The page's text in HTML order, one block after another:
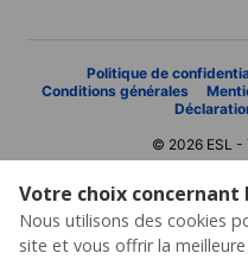
Votre choix concernant
Nous utilisons des cookies
site et vous offrir la
Politique de
Conditions générales
© 2026 ESL -